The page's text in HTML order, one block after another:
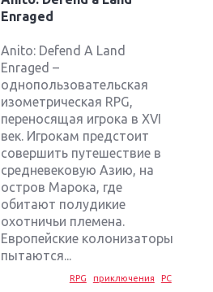
Enraged
Anito: Defend A Land
Enraged –
однопользовательская
изометрическая RPG,
переносящая игрока в XVI
век. Игрокам предстоит
совершить путешествие в
средневековую Азию, на
остров Марока, где
обитают полудикие
охотничьи племена.
Европейские колонизаторы
пытаются...
RPG приключения PC